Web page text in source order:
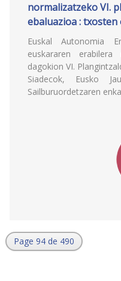
normalizatzeko VI.
ebaluazioa :
Euskal Autonomia
euskararen erabilera
dagokion VI.
Siadecok, Eusko
Sailburuordetzaren
Page 94 de 490